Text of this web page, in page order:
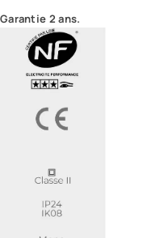
Garantie 2 ans.